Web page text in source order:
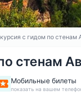
с гидом по стенам
стенам
Мобильные билеты
показать на вашем